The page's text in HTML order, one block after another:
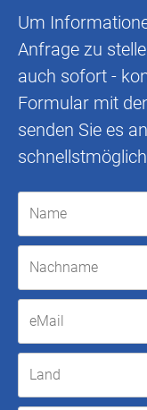
Um
Anfrage zu
auch sofort -
Formular mit
senden Sie es